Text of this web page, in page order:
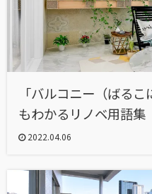
「バルコニー（ばる
もわかるリノベ用語集
2022.04.06